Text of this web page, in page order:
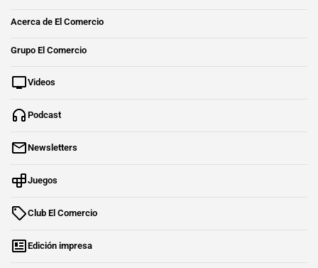
Acerca de El Comercio
Grupo El Comercio
Videos
Podcast
Newsletters
Juegos
Club El Comercio
Edición impresa